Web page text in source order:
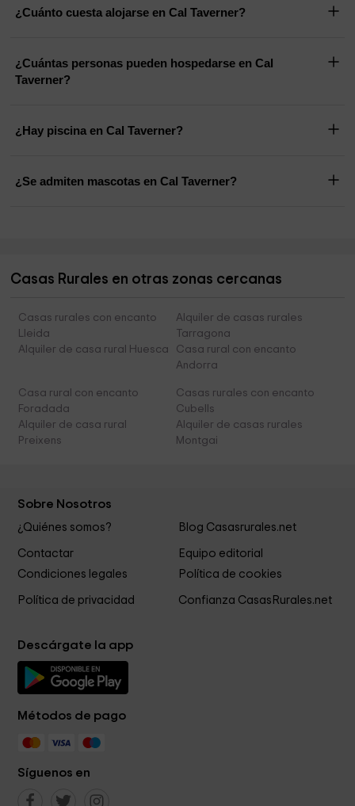
¿Cuánto cuesta alojarse en Cal Taverner?
¿Cuántas personas pueden hospedarse en Cal
Taverner?
¿Hay piscina en Cal Taverner?
¿Se admiten mascotas en Cal Taverner?
Casas Rurales en otras zonas cercanas
Casas rurales con encanto
Lleida
Alquiler de casas rurales
Tarragona
Alquiler de casa rural Huesca
Casa rural con encanto
Andorra
Casa rural con encanto
Foradada
Casas rurales con encanto
Cubells
Alquiler de casa rural
Preixens
Alquiler de casas rurales
Montgai
Sobre Nosotros
¿Quiénes somos? Blog Casasrurales.net
Contactar
Equipo editorial
Condiciones legales
Política de cookies
Política de privacidad Confianza CasasRurales.net
Descárgate la app
Métodos de pago
Síguenos en